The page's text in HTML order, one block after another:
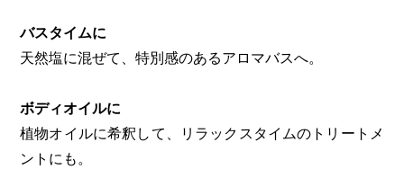
バスタイムに
天然塩に混ぜて、特別感のあるアロマバスへ。
ボディオイルに
植物オイルに希釈して、リラックスタイムのトリートメ
ントにも。